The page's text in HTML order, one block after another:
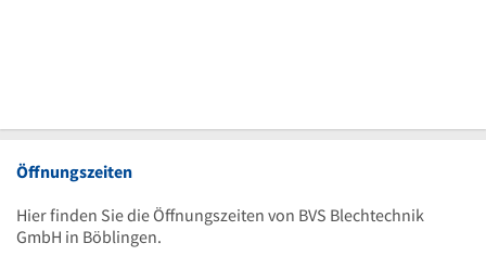
Öffnungszeiten
Hier finden Sie die Öffnungszeiten von BVS Blechtechnik
GmbH in Böblingen.